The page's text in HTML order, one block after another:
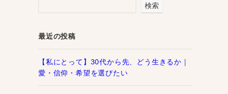
検索
最近の投稿
【私にとって】30代から先、どう生きるか｜
愛・信仰・希望を選びたい